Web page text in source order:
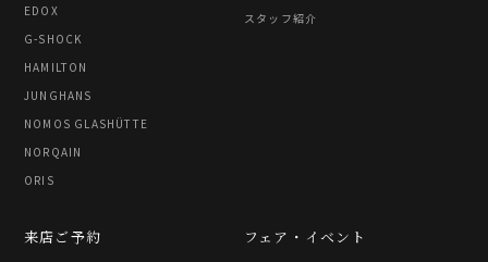
EDOX
G-SHOCK
HAMILTON
JUNGHANS
NOMOS GLASHÜTTE
NORQAIN
ORIS
スタッフ紹介
フェア・イベント
来店ご予約